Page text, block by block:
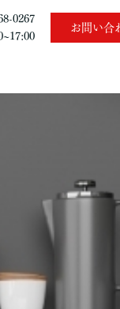
0267
お問い合